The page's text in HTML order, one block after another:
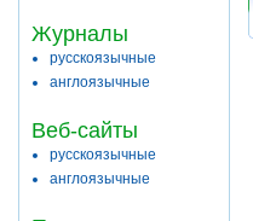
Журналы
русскоязычные
англоязычные
Веб-сайты
русскоязычные
англоязычные